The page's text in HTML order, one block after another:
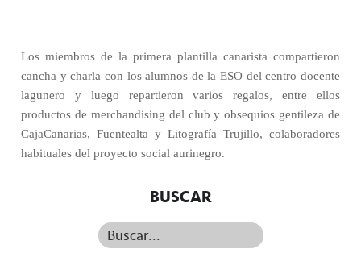
Los miembros de la primera plantilla canarista compartieron
cancha y charla con los alumnos de la ESO del centro docente
lagunero y luego repartieron varios regalos, entre ellos
productos de merchandising del club y obsequios gentileza de
CajaCanarias, Fuentealta y Litografía Trujillo, colaboradores
habituales del proyecto social aurinegro.
BUSCAR
Buscar...